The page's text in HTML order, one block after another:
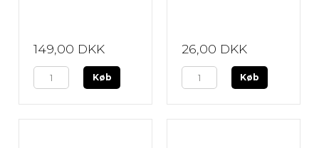
149,00 DKK
Køb
26,00 DKK
Køb